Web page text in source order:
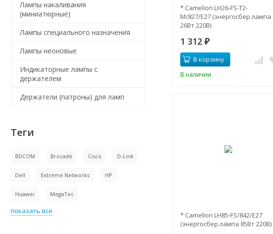
* Camelion LH26-FS-T2-
M/827/E27 (энергосбер.лампа
26Вт 220В)
1 312 ₽
В корзину
В наличии
* Camelion LH85-FS/842/E27
(энергосбер.лампа 85Вт 220В)
Лампы накаливания
(миниатюрные)
Лампы специального назначения
Лампы неоновые
Индикаторные лампы с
держателем
Держатели (патроны) для ламп
Теги
BDCOM Brocade Cisco D-Link
Dell Extreme Networks HP
Huawei MegaTec
показать все